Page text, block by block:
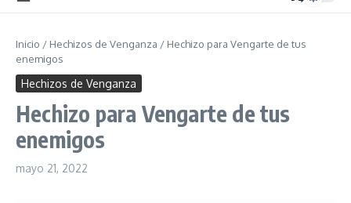
Inicio / Hechizos de Venganza / Hechizo para Vengarte de tus
enemigos
Hechizos de Venganza
Hechizo para Vengarte de tus
enemigos
mayo 21, 2022